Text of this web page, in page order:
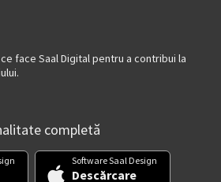
face Saal Digital pentru a contribui la
completă
Software Saal Design
Descărcare